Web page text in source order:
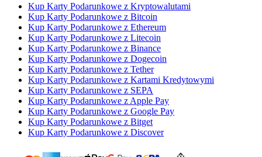
Kup Karty Podarunkowe z Kryptowalutami
Kup Karty Podarunkowe z Bitcoin
Kup Karty Podarunkowe z Ethereum
Kup Karty Podarunkowe z Litecoin
Kup Karty Podarunkowe z Binance
Kup Karty Podarunkowe z Dogecoin
Kup Karty Podarunkowe z Tether
Kup Karty Podarunkowe z Kartami Kredytowymi
Kup Karty Podarunkowe z SEPA
Kup Karty Podarunkowe z Apple Pay
Kup Karty Podarunkowe z Google Pay
Kup Karty Podarunkowe z Bitget
Kup Karty Podarunkowe z Discover